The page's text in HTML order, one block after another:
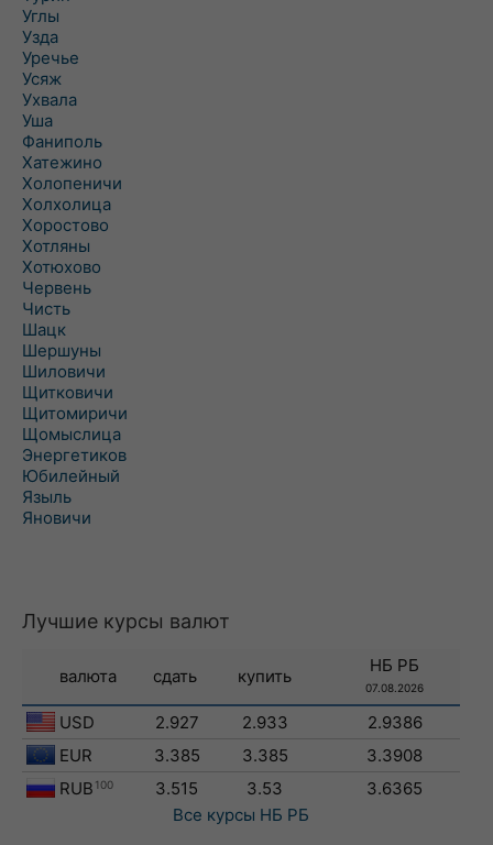
Углы
Узда
Уречье
Усяж
Ухвала
Уша
Фаниполь
Хатежино
Холопеничи
Холхолица
Хоростово
Хотляны
Хотюхово
Червень
Чисть
Шацк
Шершуны
Шиловичи
Щитковичи
Щитомиричи
Щомыслица
Энергетиков
Юбилейный
Языль
Яновичи
Лучшие курсы валют
валюта сдать купить
НБ РБ
07.08.2026
USD 2.927 2.933
2.9386
EUR
3.385 3.385
3.3908
RUB 100 3.515 3.53
3.6365
Все курсы НБ РБ